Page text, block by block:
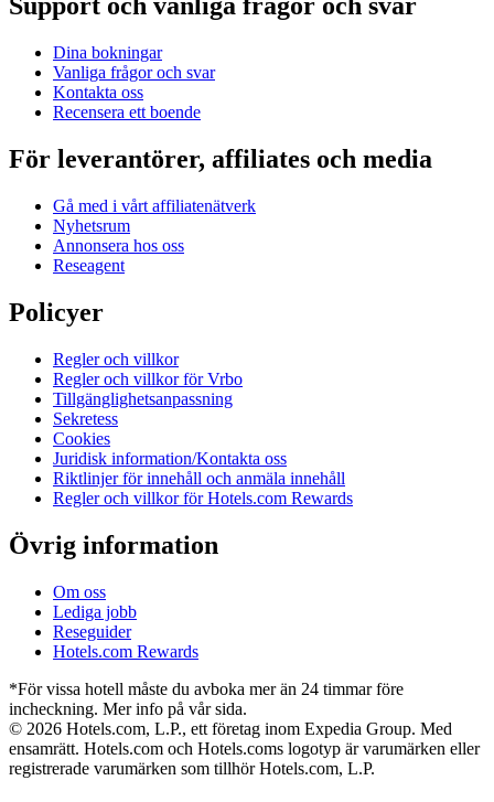
Dina bokningar
Vanliga frågor och svar
Kontakta oss
Recensera ett boende
För leverantörer, affiliates och media
Gå med i vårt affiliatenätverk
Nyhetsrum
Annonsera hos oss
Reseagent
Policyer
Regler och villkor
Regler och villkor för Vrbo
Tillgänglighetsanpassning
Sekretess
Cookies
Juridisk information/Kontakta oss
Riktlinjer för innehåll och anmäla innehåll
Regler och villkor för Hotels.com Rewards
Övrig information
Om oss
Lediga jobb
Reseguider
Hotels.com Rewards
*För vissa hotell måste du avboka mer än 24 timmar före
incheckning. Mer info på vår sida.
© 2026 Hotels.com, L.P., ett företag inom Expedia Group. Med
ensamrätt. Hotels.com och Hotels.coms logotyp är varumärken eller
registrerade varumärken som tillhör Hotels.com, L.P.